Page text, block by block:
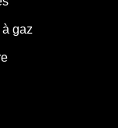
gaz